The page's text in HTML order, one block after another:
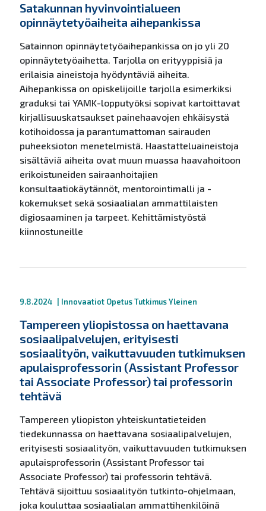
Satakunnan hyvinvointialueen
opinnäytetyöaiheita aihepankissa
Satainnon opinnäytetyöaihepankissa on jo yli 20
opinnäytetyöaihetta. Tarjolla on erityyppisiä ja
erilaisia aineistoja hyödyntäviä aiheita.
Aihepankissa on opiskelijoille tarjolla esimerkiksi
graduksi tai YAMK-lopputyöksi sopivat kartoittavat
kirjallisuuskatsaukset painehaavojen ehkäisystä
kotihoidossa ja parantumattoman sairauden
puheeksioton menetelmistä. Haastatteluaineistoja
sisältäviä aiheita ovat muun muassa haavahoitoon
erikoistuneiden sairaanhoitajien
konsultaatiokäytännöt, mentorointimalli ja -
kokemukset sekä sosiaalialan ammattilaisten
digiosaaminen ja tarpeet. Kehittämistyöstä
kiinnostuneille
9.8.2024 Innovaatiot OpetusTutkimusYleinen
Tampereen yliopistossa on haettavana
sosiaalipalvelujen, erityisesti
sosiaalityön, vaikuttavuuden tutkimuksen
apulaisprofessorin (Assistant Professor
tai Associate Professor) tai professorin
tehtävä
Tampereen yliopiston yhteiskuntatieteiden
tiedekunnassa on haettavana sosiaalipalvelujen,
erityisesti sosiaalityön, vaikuttavuuden tutkimuksen
apulaisprofessorin (Assistant Professor tai
Associate Professor) tai professorin tehtävä.
Tehtävä sijoittuu sosiaalityön tutkinto-ohjelmaan,
joka kouluttaa sosiaalialan ammattihenkilöinä